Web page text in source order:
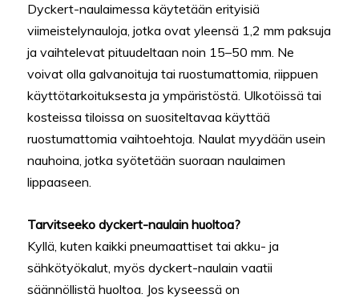
Dyckert-naulaimessa käytetään erityisiä
viimeistelynauloja, jotka ovat yleensä 1,2 mm paksuja
ja vaihtelevat pituudeltaan noin 15–50 mm. Ne
voivat olla galvanoituja tai ruostumattomia, riippuen
käyttötarkoituksesta ja ympäristöstä. Ulkotöissä tai
kosteissa tiloissa on suositeltavaa käyttää
ruostumattomia vaihtoehtoja. Naulat myydään usein
nauhoina, jotka syötetään suoraan naulaimen
lippaaseen.
Tarvitseeko dyckert-naulain huoltoa?
Kyllä, kuten kaikki pneumaattiset tai akku- ja
sähkötyökalut, myös dyckert-naulain vaatii
säännöllistä huoltoa. Jos kyseessä on